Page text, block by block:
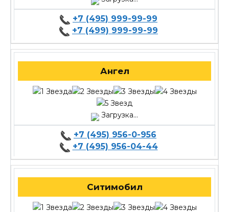
+7 (495) 999-99-99
+7 (499) 999-99-99
Ангел
Загрузка...
+7 (495) 956-0-956
+7 (495) 956-04-44
Ситимобил